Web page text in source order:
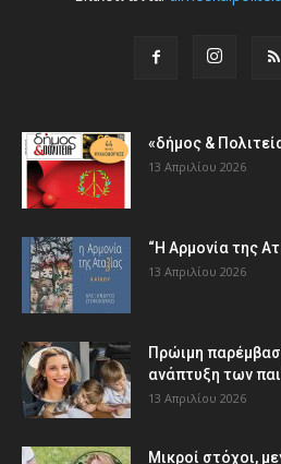
«δήμος &
13 Απριλίου 2026
“Η Αρμονία της
13 Απριλίου 2026
Πρώιμη
ανάπτυξη των
13 Απριλίου 2026
Μικροί στόχοι,